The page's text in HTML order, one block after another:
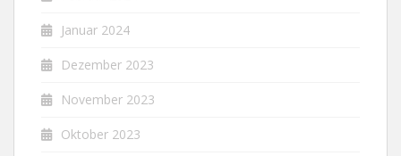
Januar 2024
Dezember 2023
November 2023
Oktober 2023